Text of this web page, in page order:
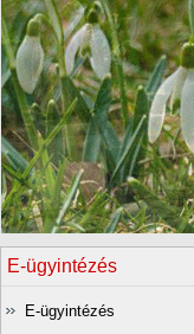
E-ügyintézés
E-ügyintézés